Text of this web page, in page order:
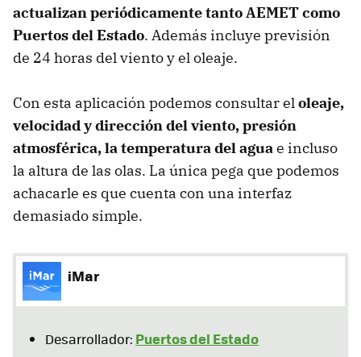
actualizan periódicamente tanto AEMET como
Puertos del Estado. Además incluye previsión
de 24 horas del viento y el oleaje.
Con esta aplicación podemos consultar eloleaje,
velocidad y dirección del viento, presión
atmosférica, la temperatura del aguae incluso
la altura de las olas. La única pega que podemos
achacarle es que cuenta con una interfaz
demasiado simple.
iMar
Desarrollador: Puertos del Estado